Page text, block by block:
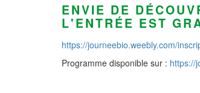
ENVIE DE
L'ENTRÉE EST
https://journeebio.weebly.com/
Programme disponible sur : https://